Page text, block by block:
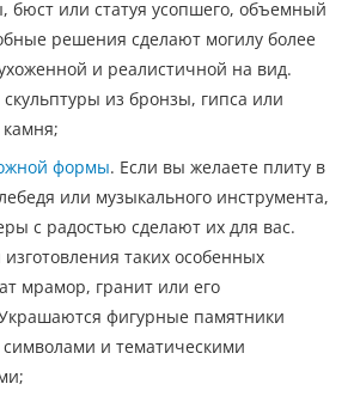
бюст или статуя усопшего, объемный
решения сделают могилу более
и реалистичной на вид.
из бронзы, гипса или
камня;
формы. Если вы желаете плиту в
или музыкального инструмента,
с радостью сделают их для вас.
таких особенных
мрамор, гранит или его
фигурные памятники
и тематическими